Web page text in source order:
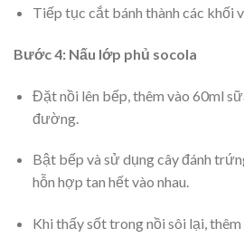
Tiếp tục cắt bánh thành các khối
Bước 4: Nấu lớp phủ socola
Đặt nồi lên bếp, thêm vào 60ml
đường.
Bật bếp và sử dụng cây đánh
hỗn hợp tan hết vào nhau.
Khi thấy sốt trong nồi sôi lại,